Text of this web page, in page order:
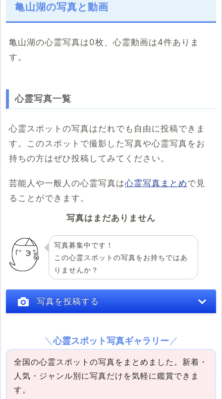
※「共有HTML」はパソコンでしか取得できないようです
例：<iframe src="https://www.google.com/maps/embed?
pb=******" width="600" height="450" frameborder="0"
コメント
亀山湖の写真と動画
亀山湖の心霊写真は0枚、心霊動画は4件ありま
す。
心霊写真一覧
心霊スポットの写真はだれでも自由に投稿できま
す。このスポットで撮影した写真や心霊写真をお
持ちの方はぜひ投稿してみてください。
芸能人や一般人の心霊写真は心霊写真まとめで見
ることができます。
写真はまだありません
写真募集中です！
この心霊スポットの写真をお持ちではあ
りませんか？
写真を投稿する
心霊スポット写真ギャラリー
全国の心霊スポットの写真をまとめました。新着・
人気・ジャンル別に写真だけを気軽に鑑賞できま
す。